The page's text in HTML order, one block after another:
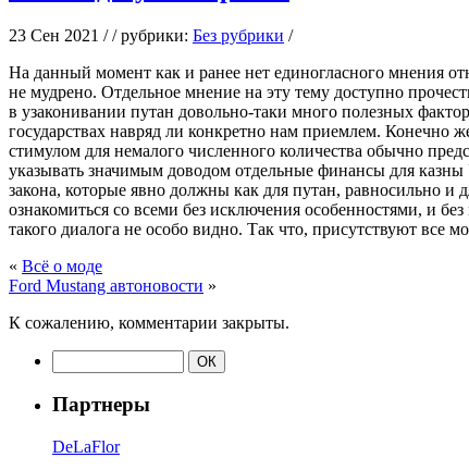
23 Сен 2021 / / рубрики: Без рубрики /
Нa дaнный момент как и ранее нет единогласного мнения
не мудрено. Отдельное мнение на эту тему доступно
в узаконивании путан довольно-таки много полезных
государствах навряд ли конкретно нам приемлем. Конечно
стимулом для немалого численного количества обычно
указывать значимым доводом отдельные финансы для
закона, которые явно должны как для путан, равносильно и
ознакомиться со всеми без исключения особенностями, и
такого диалога не особо видно. Так что, присутствуют все
« Всё о моде
Ford Mustang автоновости »
К сожалению, комментарии закрыты.
Партнеры
DeLaFlor